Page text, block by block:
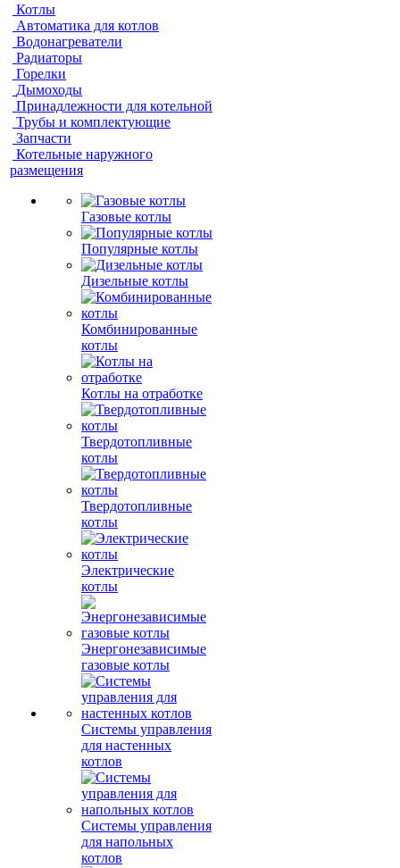
Котлы
Автоматика для котлов
Водонагреватели
Радиаторы
Горелки
Дымоходы
Принадлежности для котельной
Трубы и комплектующие
Запчасти
Котельные наружного
размещения
Газовые котлы
Популярные котлы
Дизельные котлы
Комбинированные
котлы
Котлы на отработке
Твердотопливные
котлы
Твердотопливные
котлы
Электрические
котлы
Энергонезависимые
газовые котлы
Системы управления
для настенных
котлов
Системы управления
для напольных
котлов